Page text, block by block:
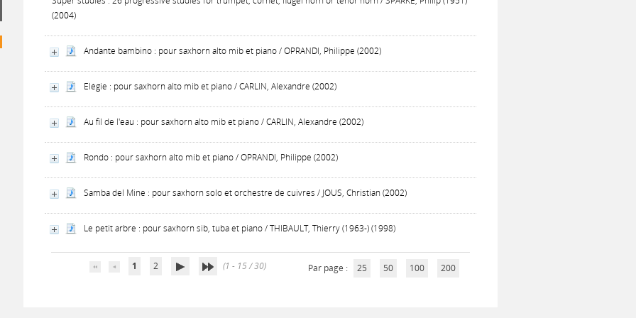
(2004)
Andante bambino : pour saxhorn alto mib et piano / OPRANDI, Philippe (2002)
Elégie : pour saxhorn alto mib et piano / CARLIN, Alexandre (2002)
Au fil de l'eau : pour saxhorn alto mib et piano / CARLIN, Alexandre (2002)
Rondo : pour saxhorn alto mib et piano / OPRANDI, Philippe (2002)
Samba del Mine : pour saxhorn solo et orchestre de cuivres / JOUS, Christian (2002)
Le petit arbre : pour saxhorn sib, tuba et piano / THIBAULT, Thierry (1963-) (1998)
1 2 (1 - 15 / 30) Par page : 25 50 100 200